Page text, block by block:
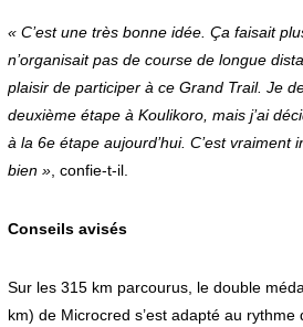
« C’est une très bonne idée. Ça faisait
n’organisait pas de course de longue
plaisir de participer à ce Grand Trail. Je
deuxième étape à Koulikoro, mais j’ai
à la 6e étape aujourd’hui. C’est vraiment
bien », confie-t-il.
Conseils avisés
Sur les 315 km parcourus, le double
km) de Microcred s’est adapté au